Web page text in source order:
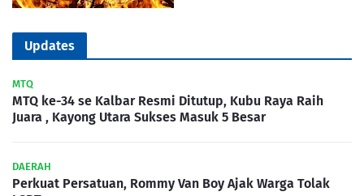
Updates
MTQ
MTQ ke-34 se Kalbar Resmi Ditutup, Kubu Raya Raih
Juara , Kayong Utara Sukses Masuk 5 Besar
DAERAH
Perkuat Persatuan, Rommy Van Boy Ajak Warga Tolak